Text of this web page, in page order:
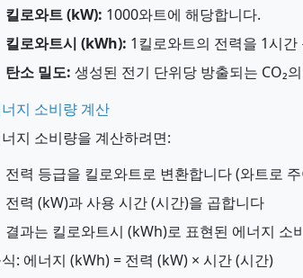
킬로와트 (kW): 1000와트에 해당합니다.
킬로와트시 (kWh): 1킬로와트의 전력을 1시
탄소 밀도: 생성된 전기 단위당 방출되는 CO₂
지 소비량 계산
지 소비량을 계산하려면:
전력 등급을 킬로와트로 변환합니다 (와트로
전력 (kW)과 사용 시간 (시간)을 곱합니다
결과는 킬로와트시 (kWh)로 표현된 에너지 소
: 에너지 (kWh) = 전력 (kW) × 시간 (시간)